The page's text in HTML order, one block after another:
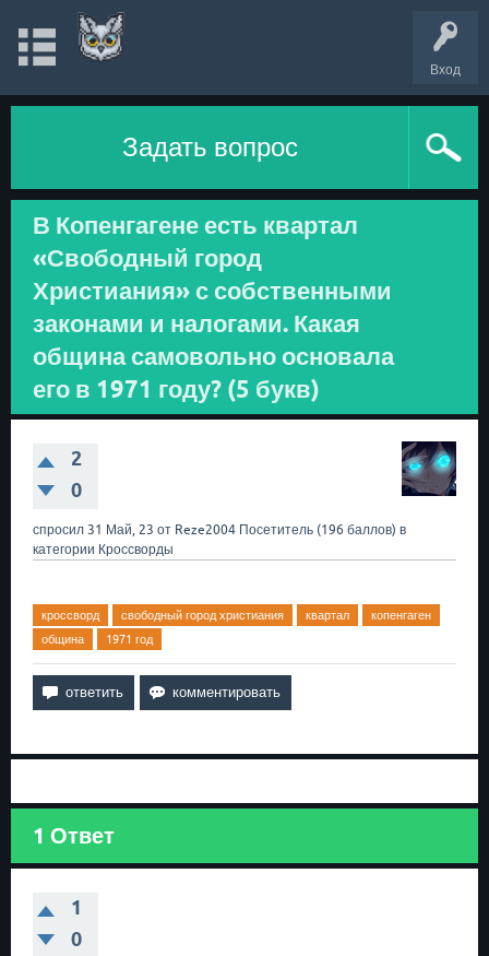
Вход
Задать вопрос
В Копенгагене есть квартал
«Свободный город
Христиания» с собственными
законами и налогами. Какая
община самовольно основала
его в 1971 году? (5 букв)
2
0
спросил 31 Май, 23 от Reze2004 Посетитель (196 баллов) в
категории Кроссворды
кроссворд свободный город христиания квартал
копенгаген
община
1971 год
1 Ответ
1
0